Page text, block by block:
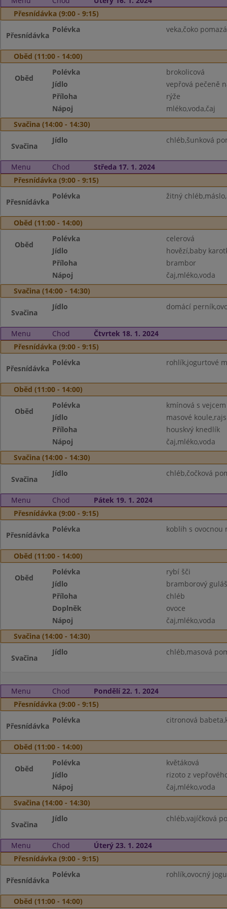
Přesnídávka (9:00 - 9:15)
Přesnídávka
Polévka veka,čoko
Oběd (11:00 - 14:00)
Oběd
Polévka
brokolicová
Jídlo
vepřová pečeně
Příloha
rýže
Nápoj
mléko,voda,čaj
Svačina (14:00 - 14:30)
Svačina
Jídlo chléb,šunková
Menu Chod
Středa 17. 1. 2024
Přesnídávka (9:00 - 9:15)
Přesnídávka
Polévka žitný
Oběd (11:00 - 14:00)
Oběd
Polévka
celerová
Jídlo
hovězí,baby
Příloha
brambor
Nápoj
čaj,mléko,voda
Svačina (14:00 - 14:30)
Svačina
Jídlo domácí
Menu Chod
Čtvrtek 18. 1. 2024
Přesnídávka (9:00 - 9:15)
Přesnídávka
Polévka rohlík,jogurtové
Oběd (11:00 - 14:00)
Oběd
Polévka
kmínová s vejcem
Jídlo
masové
Příloha
houskvý knedlík
Nápoj
čaj,mléko,voda
Svačina (14:00 - 14:30)
Svačina
Jídlo chléb,čočková
Menu Chod
Pátek 19. 1. 2024
Přesnídávka (9:00 - 9:15)
Přesnídávka
Polévka koblih s ovocnou
Oběd (11:00 - 14:00)
Oběd
Polévka
rybí šči
Jídlo
bramborový guláš
Příloha
chléb
Doplněk
ovoce
Nápoj
čaj,mléko,voda
Svačina (14:00 - 14:30)
Svačina
Jídlo chléb,masová
Menu Chod
Pondělí 22. 1. 2024
Přesnídávka (9:00 - 9:15)
Přesnídávka
Polévka citronová
Oběd (11:00 - 14:00)
Oběd
Polévka
květáková
Jídlo
rizoto z
Nápoj
čaj,mléko,voda
Svačina (14:00 - 14:30)
Svačina
Jídlo chléb,vajíčková
Menu Chod
Úterý 23. 1. 2024
Přesnídávka (9:00 - 9:15)
Přesnídávka
Polévka rohlík,ovocný
Oběd (11:00 - 14:00)